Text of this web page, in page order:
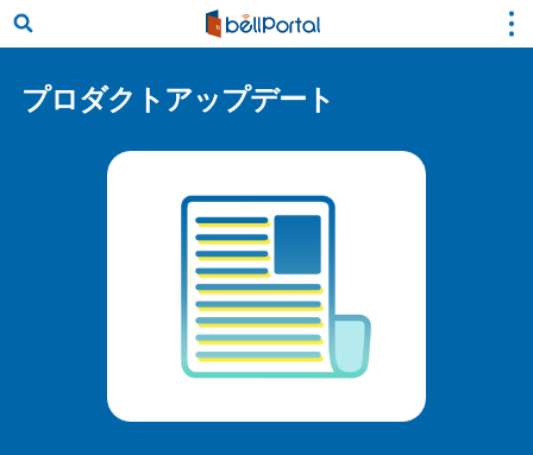
プロダクトアップデート